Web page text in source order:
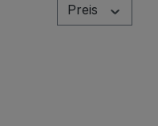
Preis